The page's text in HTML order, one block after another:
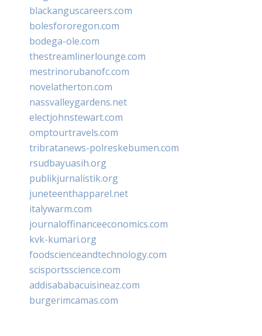
blackanguscareers.com
bolesfororegon.com
bodega-ole.com
thestreamlinerlounge.com
mestrinorubanofc.com
novelatherton.com
nassvalleygardens.net
electjohnstewart.com
omptourtravels.com
tribratanews-polreskebumen.com
rsudbayuasih.org
publikjurnalistik.org
juneteenthapparel.net
italywarm.com
journaloffinanceeconomics.com
kvk-kumari.org
foodscienceandtechnology.com
scisportsscience.com
addisababacuisineaz.com
burgerimcamas.com